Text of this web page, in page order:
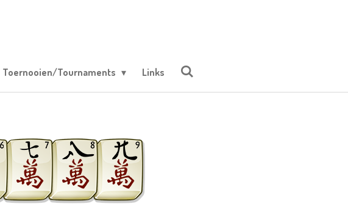
Toernooien/Tournaments Links